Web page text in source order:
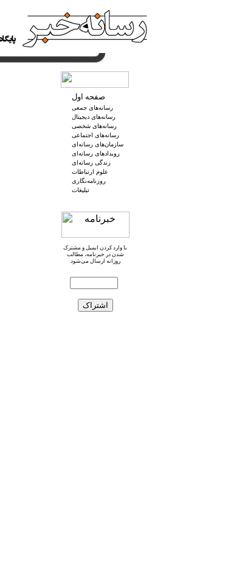
صفحه اول
رسانه‌های جمعی
رسانه‌های دیجیتال
رسانه‌های شخصی
رسانه‌های اجتماعی
سازمان‌های رسانه‌ای
رویدادهای رسانه‌ای
زندگی رسانه‌ای
علوم ارتباطات
روزنامه‌نگاری
تبلیغات
با وارد کردن ایمیل و مشترک
شدن در خبرنامه، مطالب
روزانه ارسال می‌شود